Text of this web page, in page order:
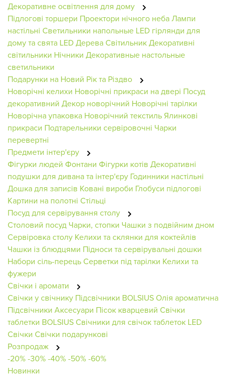
Декоративне освітлення для дому
Підлогові торшери Проектори нічного небаЛампи
настільні Светильники напольные LED гірлянди для
дому та свята LED ДереваСвітильникДекоративні
світильники Нічники Декоративные настольные
светильники
Подарунки на Новий Рік та Різдво
Новорічні келихи Новорічні прикраси на двері Посуд
декоративний Декор новорічний Новорічні тарілки
Новорічна упаковка Новорічний текстиль Ялинкові
прикраси Подтарельники сервіровочні Чарки
перевертні
Предмети інтер'єру
Фігурки людей Фонтани Фігурки котів Декоративні
подушки для дивана та інтер'єру Годинники настільні
Дошка для записів Ковані вироби Глобуси підлогові
Картини на полотні Стільці
Посуд для сервірування столу
Столовий посуд Чарки, стопки Чашки з подвійним дном
Сервіровка столу Келихи та склянки для коктейлів
Чашки із блюдцями Підноси та сервірувальні дошки
Набори сіль-перецьСерветки під тарілки Келихи та
фужери
Свічки і аромати
Свічки у свічнику Підсвічники BOLSIUSОлія ароматична
Підсвічники Аксесуари Пісок кварцевий Свічки
таблетки BOLSIUSСвічники для свічок таблеток LED
Свічки Свічки подарункові
Розпродаж
-20%-30%-40%-50%-60%
Новинки